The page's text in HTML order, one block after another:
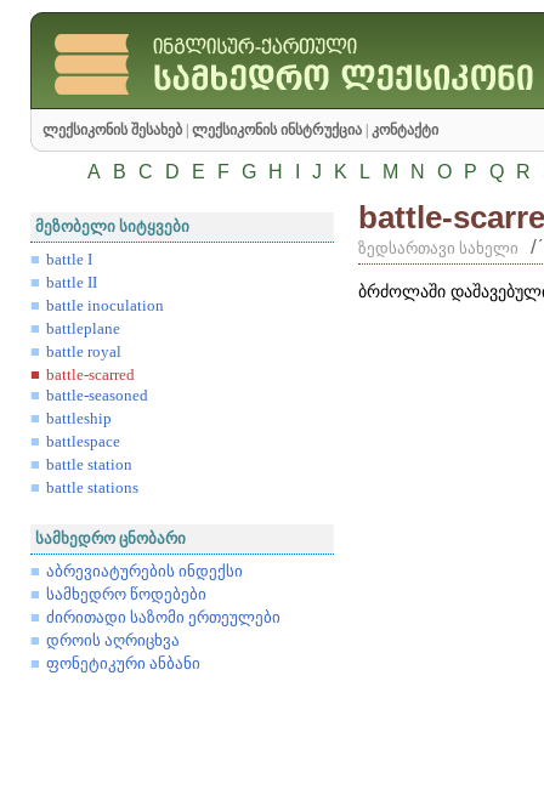
ლექსიკონის შესახებ ლექსიკონის ინსტრუქცია კონტაქტი
A B C D E F G H J K L M N O P Q R
მეზობელი სიტყვები
battle I
battle II
battle inoculation
battleplane
battle royal
battle-scarred
battle-seasoned
battleship
battlespace
battle station
battle stations
სამხედრო ცნობარი
აბრევიატურების ინდექსი
სამხედრო წოდებები
ძირითადი საზომი ერთეულები
დროის აღრიცხვა
ფონეტიკური ანბანი
battle-
ზედსართავი სახელი /
ბრძოლაში